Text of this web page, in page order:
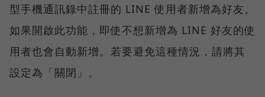
型手機通訊錄中註冊的 LINE 使用者新增為好友。
如果開啟此功能，即使不想新增為 LINE 好友的使
用者也會自動新增。若要避免這種情況，請將其
設定為「關閉」。